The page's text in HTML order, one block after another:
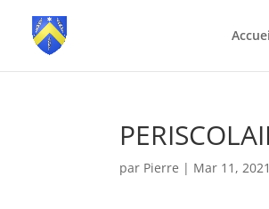
par Pierre | Mar 11, 2021